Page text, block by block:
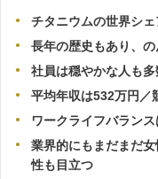
チタニウムの世界シ
長年の歴史もあり、
社員は穏やかな人も
平均年収は532万円／
ワークライフバラン
業界的にもまだまだ
性も目立つ